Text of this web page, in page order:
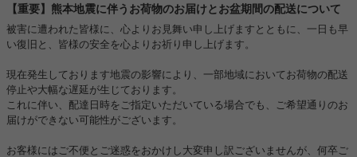
【重要】熊本地震に伴うお荷物のお届けとお盆期間の配送について
被害に遭われた皆様に、心よりお見舞い申し上げますとともに、一日も早
い復旧と、皆様の安全を心よりお祈り申し上げます。
現在発生しております地震の影響により、一部地域においてお荷物の配送
停止や大幅な遅延が生じております。
これに伴い、配達日時をご指定いただいている場合でも、ご希望通りのお
届けができない可能性がございます。
お客様にはご不便とご迷惑をおかけし大変申し訳ございませんが、何卒ご